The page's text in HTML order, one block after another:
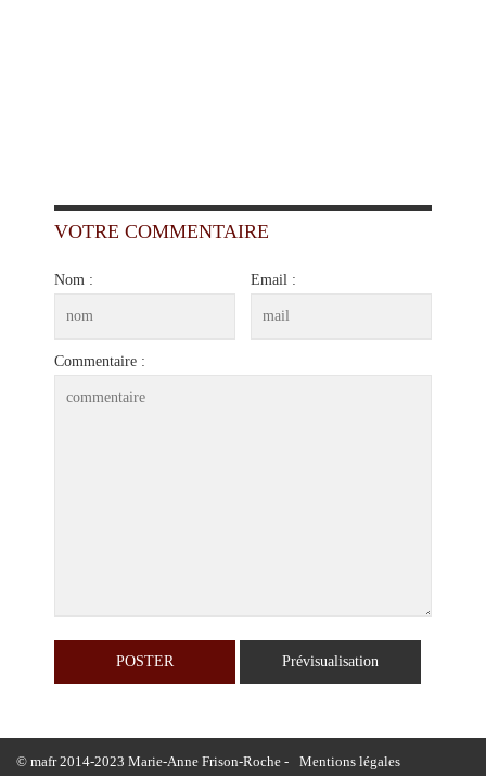
VOTRE COMMENTAIRE
Nom : Email :
Commentaire :
© mafr 2014-2023 Marie-Anne Frison-Roche - Mentions légales